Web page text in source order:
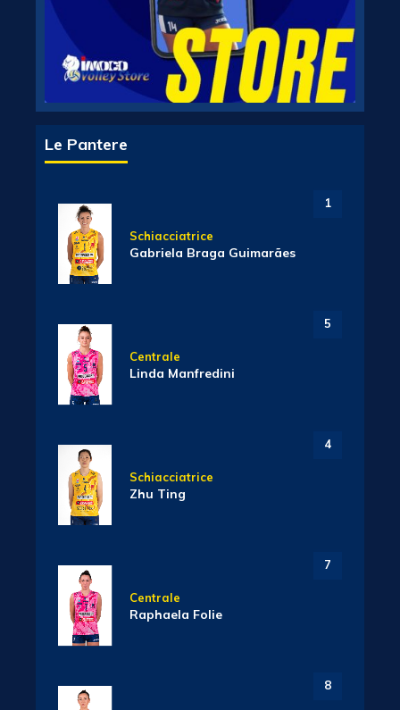
Le Pantere
1
Schiacciatrice
Gabriela Braga Guimarães
5
Centrale
Linda Manfredini
4
Schiacciatrice
Zhu Ting
7
Centrale
Raphaela Folie
8